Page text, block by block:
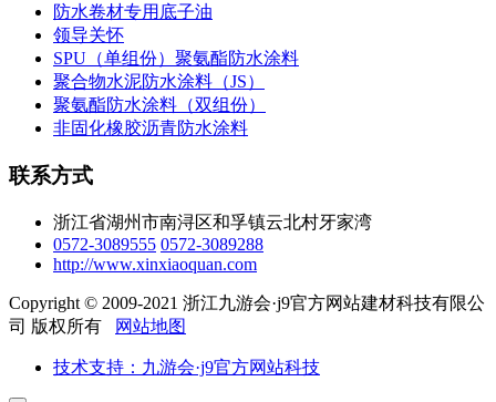
防水卷材专用底子油
领导关怀
SPU（单组份）聚氨酯防水涂料
聚合物水泥防水涂料（JS）
聚氨酯防水涂料（双组份）
非固化橡胶沥青防水涂料
联系方式
浙江省湖州市南浔区和孚镇云北村牙家湾
0572-3089555 0572-3089288
http://www.xinxiaoquan.com
Copyright © 2009-2021 浙江九游会·j9官方网站建材科技有限公
司 版权所有
网站地图
技术支持：九游会·j9官方网站科技